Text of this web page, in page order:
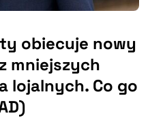
obiecuje nowy
mniejszych
lojalnych. Co go